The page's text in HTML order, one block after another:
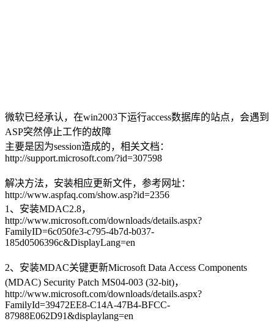
微软已经承认，在win2003下运行access数据库的站点，会遇到
ASP突然停止工作的故障
主要是因为session造成的，相关文档：
http://support.microsoft.com/?id=307598
解决方法，安装相应更新文件，参考网址：
http://www.aspfaq.com/show.asp?id=2356
1、安装MDAC2.8，
http://www.microsoft.com/downloads/details.aspx?
FamilyID=6c050fe3-c795-4b7d-b037-
185d0506396c&DisplayLang=en
2、安装MDAC关键更新Microsoft Data Access Components
(MDAC) Security Patch MS04-003 (32-bit)，
http://www.microsoft.com/downloads/details.aspx?
FamilyId=39472EE8-C14A-47B4-BFCC-
87988E062D91&displaylang=en